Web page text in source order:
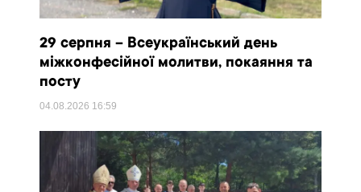
29 серпня – Всеукраїнський день
міжконфесійної молитви, покаяння та
посту
04.08.2026 16:59